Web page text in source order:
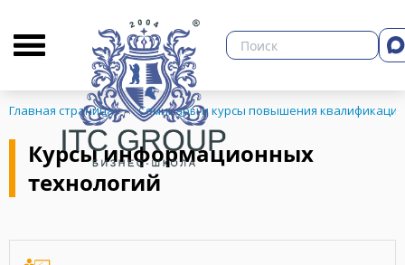
О бизнес-школе Библиотека
Главная страница Семинары и курсы повышения квалификации
Курсы информационных
технологий